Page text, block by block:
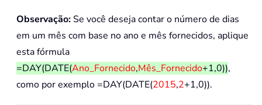
Observação: Se você deseja contar o número de dias
em um mês com base no ano e mês fornecidos, aplique
esta fórmula
=DAY(DATE(Ano_Fornecido,Mês_Fornecido+1,0)),
como por exemplo =DAY(DATE(2015,2+1,0)).